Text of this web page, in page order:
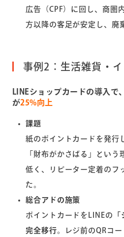
広告（CPF）に回し、商圏
方以降の客足が安定し、廃
事例2：生活雑貨・
LINEショップカードの導入で
が25%向上
課題
紙のポイントカードを発行
「財布がかさばる」とい
低く、リピーター定着のフ
た。
総合アド の施策
ポイントカードをLINEの
完全移行。レジ前のQRコ